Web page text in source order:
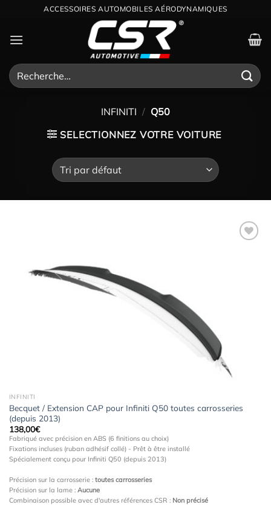
contenu
ACCESSOIRES AUTOMOBILES AÉRODYNAMIQUES
Recherche
pour :
INFINITI / Q50
SELECTIONNEZ VOTRE VOITURE
INFINITI
Becquet / Extension CAP pour Infiniti Q50 toutes carrosseries
(depuis 2013)
138,00€
Fabriqué avec précision en ABS (6 finitions au choix)
Fixations incluses (ruban adhésif collé) - Prêt à être installé
Spécialement conçu pour Infiniti Q50 (depuis 2013)
Précision sur la carrosserie : toutes carrosseries
Précision sur la lame : Aucune
Combinaison possible avec d'autres références CSR : Non précisé